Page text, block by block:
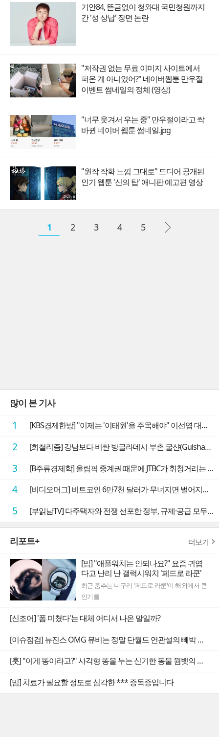
기안84, 뜬금없이 청와대 국민청원까지
간 '성 상납' 장면 논란
"저작권 없는 무료 이미지 사이트에서
퍼온 게 아니었어?" 네이버웹툰 만우절
이벤트 썸네일의 정체 (영상)
"너무 웃겨서 우는 중" 만우절이라고 싹
바뀐 네이버 웹툰 썸네일.jpg
"원작 작화 느낌 그대로" 드디어 공개된
인기 웹툰 '신의 탑' 애니판 예고편 영상
1 2 3 4 5
많이 본 기사
1 [KBS경제한방] "이제는 '이태원'을 주목해야" 이선엽 대표가 말하는 AI 시대 투자 성과를 가르는 지점들
2 [희철리즘] 강남보다 비싼 방글라데시 부촌 굴샨(Gulshan)의 극단적인 모습에 충격을 받다
3 [B주류경제학] 올림픽 중계권 때문에 JTBC가 휘청거리는 이유
4 [비디오머그] 비트코인 6만7천 달러가 무너지면 벌어지는 일
5 [부읽남TV] 다주택자와 전쟁 선포한 정부, 규제·공급 모두 실효성 의문
리포트+ 더보기
[밈] "애플워치는 안되나요?" 요즘 귀엽
다고 난리 난 갤럭시워치 '페드로 라쿤'
최근 춤추는 너구리 '페드로 라쿤'이 해외에서 큰
인기를
[신조어] '폼 미쳤다'는 대체 어디서 나온 말일까?
[이슈점검] 뉴진스 OMG 뮤비는 정말 단월드 연관설의 빼박 증거일까
[훗] "이게 똥이라고?" 사각형 똥을 누는 신기한 동물 웜뱃의 비밀
[밈] 치료가 필요할 정도로 심각한 *** 증독증입니다